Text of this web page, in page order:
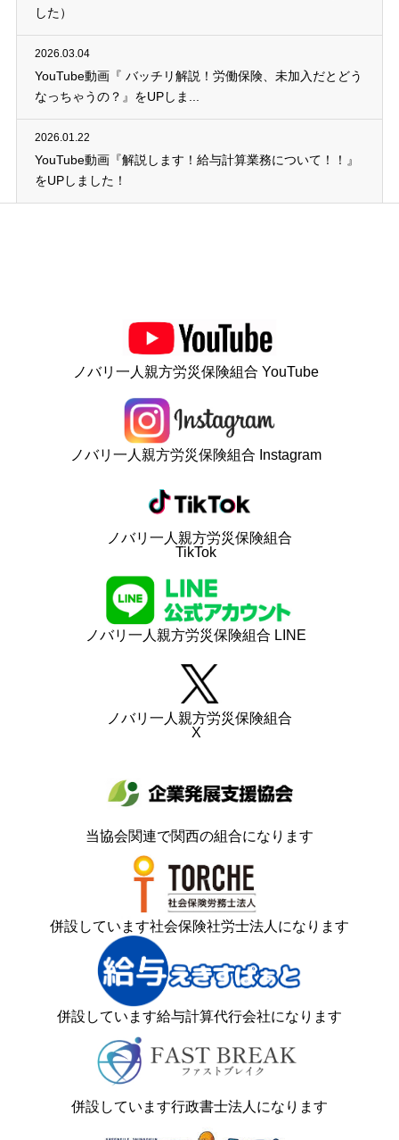
した）
2026.03.04
YouTube動画『 バッチリ解説！労働保険、未加入だとどう
なっちゃうの？』をUPしま...
2026.01.22
YouTube動画『解説します！給与計算業務について！！』
をUPしました！
ノバリ一人親方労災保険組合 YouTube
ノバリ一人親方労災保険組合 Instagram
ノバリ一人親方労災保険組合
TikTok
ノバリ一人親方労災保険組合 LINE
ノバリ一人親方労災保険組合
X
当協会関連で関西の組合になります
併設しています社会保険社労士法人になります
併設しています給与計算代行会社になります
併設しています行政書士法人になります